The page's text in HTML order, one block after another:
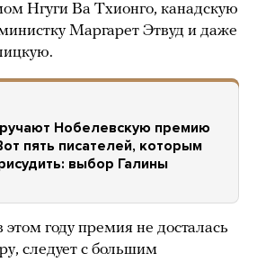
Нгуги Ва Тхионго, канадскую
Маргарет Этвуд и даже
Нобелевскую премию
пять писателей, которым
выбор Галины
году премия не досталась
следует с большим